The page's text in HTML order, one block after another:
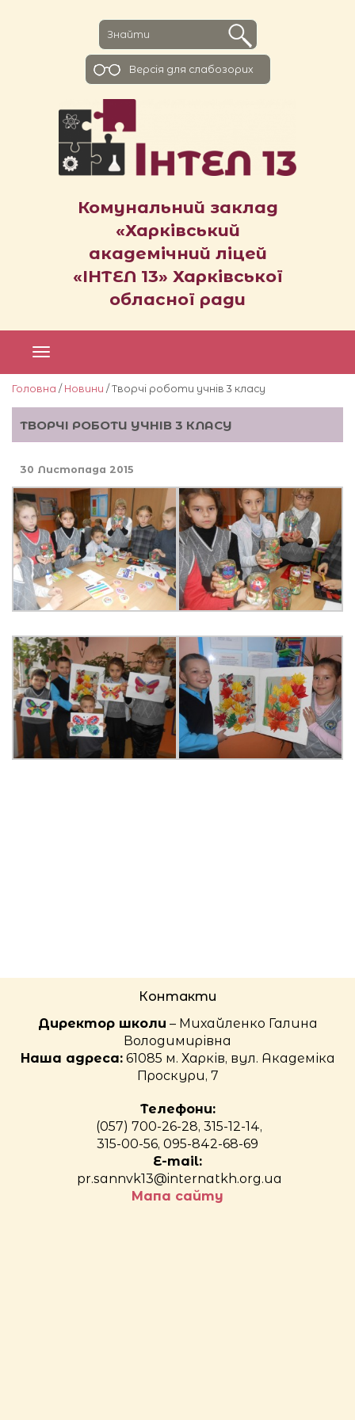
Комунальний заклад
«Харківський
академічний ліцей
«ІНТЕЛ 13» Харківської
обласної ради
Версiя для слабозорих
Головна / Новини / Творчі роботи учнів 3 класу
ТВОРЧІ РОБОТИ УЧНІВ 3 КЛАСУ
30 Листопада 2015
Контакти
Директор школи – Михайленко Галина
Володимирівна
Наша адреса:61085 м. Харків, вул. Академіка
Проскури, 7
Телефони:
(057) 700-26-28, 315-12-14,
315-00-56, 095-842-68-69
E-mail:
pr.sannvk13@internatkh.org.ua
Мапа сайту